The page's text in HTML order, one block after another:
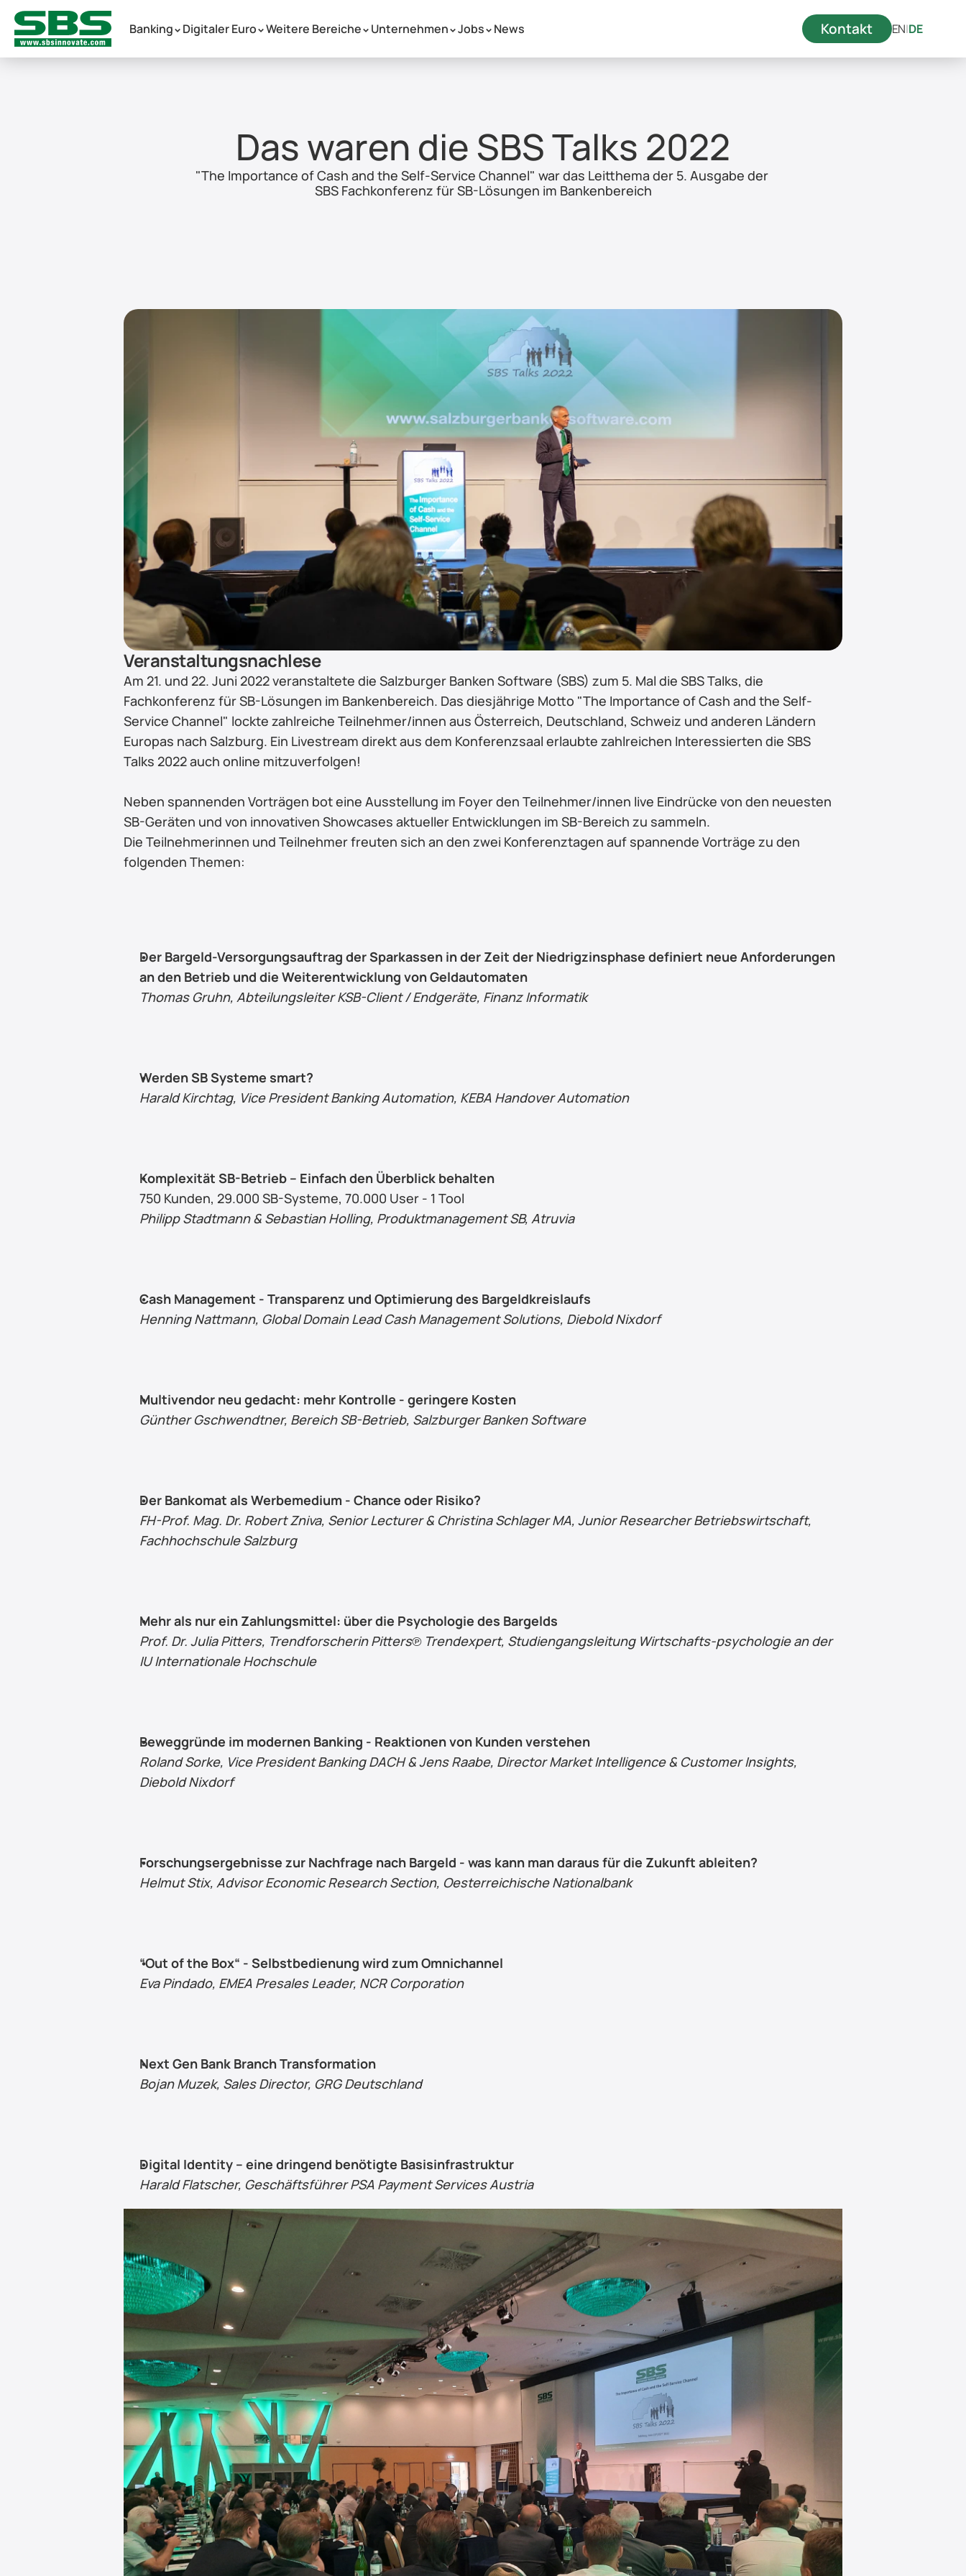
Banking >Digitaler Euro >Weitere Bereiche >Unternehmen >Jobs >News Kontakt EN|DE
Das waren die SBS Talks 2022
"The Importance of Cash and the Self-Service Channel" war das Leitthema der 5. Ausgabe der
SBS Fachkonferenz für SB-Lösungen im Bankenbereich
Veranstaltungsnachlese
Am 21. und 22. Juni 2022 veranstaltete die Salzburger Banken Software (SBS) zum 5. Mal die SBS Talks, die
Fachkonferenz für SB-Lösungen im Bankenbereich. Das diesjährige Motto "The Importance of Cash and the Self-
Service Channel" lockte zahlreiche Teilnehmer/innen aus Österreich, Deutschland, Schweiz und anderen Ländern
Europas nach Salzburg. Ein Livestream direkt aus dem Konferenzsaal erlaubte zahlreichen Interessierten die SBS
Talks 2022 auch online mitzuverfolgen!
Neben spannenden Vorträgen bot eine Ausstellung im Foyer den Teilnehmer/innen live Eindrücke von den neuesten
SB-Geräten und von innovativen Showcases aktueller Entwicklungen im SB-Bereich zu sammeln.
Die Teilnehmerinnen und Teilnehmer freuten sich an den zwei Konferenztagen auf spannende Vorträge zu den
folgenden Themen:
Der Bargeld-Versorgungsauftrag der Sparkassen in der Zeit der Niedrigzinsphase definiert neue Anforderungen
an den Betrieb und die Weiterentwicklung von Geldautomaten
Thomas Gruhn, Abteilungsleiter KSB-Client / Endgeräte, Finanz Informatik
Werden SB Systeme smart?
Harald Kirchtag, Vice President Banking Automation, KEBA Handover Automation
Komplexität SB-Betrieb – Einfach den Überblick behalten
750 Kunden, 29.000 SB-Systeme, 70.000 User - 1 Tool
Philipp Stadtmann & Sebastian Holling, Produktmanagement SB, Atruvia
Cash Management - Transparenz und Optimierung des Bargeldkreislaufs
Henning Nattmann, Global Domain Lead Cash Management Solutions, Diebold Nixdorf
Multivendor neu gedacht: mehr Kontrolle - geringere Kosten
Günther Gschwendtner, Bereich SB-Betrieb, Salzburger Banken Software
Der Bankomat als Werbemedium - Chance oder Risiko?
FH-Prof. Mag. Dr. Robert Zniva, Senior Lecturer & Christina Schlager MA, Junior Researcher Betriebswirtschaft,
Fachhochschule Salzburg
Mehr als nur ein Zahlungsmittel: über die Psychologie des Bargelds
Prof. Dr. Julia Pitters, Trendforscherin Pitters℗ Trendexpert, Studiengangsleitung Wirtschafts-psychologie an der
IU Internationale Hochschule
Beweggründe im modernen Banking - Reaktionen von Kunden verstehen
Roland Sorke, Vice President Banking DACH & Jens Raabe, Director Market Intelligence & Customer Insights,
Diebold Nixdorf
Forschungsergebnisse zur Nachfrage nach Bargeld - was kann man daraus für die Zukunft ableiten?
Helmut Stix, Advisor Economic Research Section, Oesterreichische Nationalbank
“Out of the Box“ - Selbstbedienung wird zum Omnichannel
Eva Pindado, EMEA Presales Leader, NCR Corporation
Next Gen Bank Branch Transformation
Bojan Muzek, Sales Director, GRG Deutschland
Digital Identity – eine dringend benötigte Basisinfrastruktur
Harald Flatscher, Geschäftsführer PSA Payment Services Austria